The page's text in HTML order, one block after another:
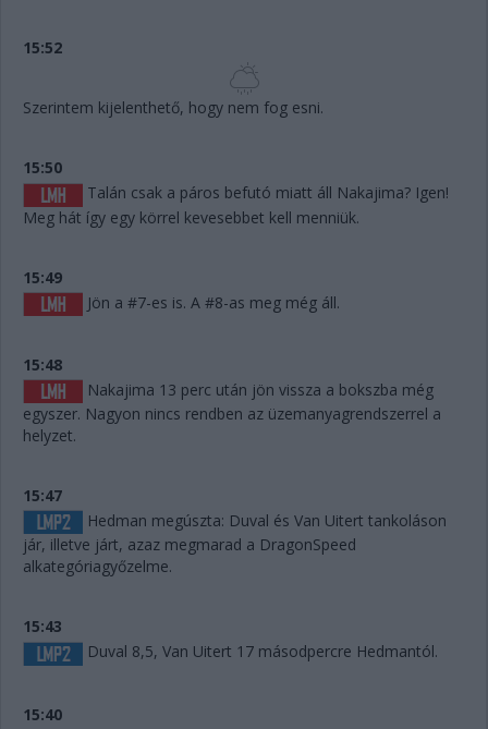
15:52
Szerintem kijelenthető, hogy nem fog esni.
15:50
Talán csak a páros befutó miatt áll Nakajima? Igen!
Meg hát így egy körrel kevesebbet kell menniük.
15:49
Jön a #7-es is. A #8-as meg még áll.
15:48
Nakajima 13 perc után jön vissza a bokszba még
egyszer. Nagyon nincs rendben az üzemanyagrendszerrel a
helyzet.
15:47
Hedman megúszta: Duval és Van Uitert tankoláson
jár, illetve járt, azaz megmarad a DragonSpeed
alkategóriagyőzelme.
15:43
Duval 8,5, Van Uitert 17 másodpercre Hedmantól.
15:40